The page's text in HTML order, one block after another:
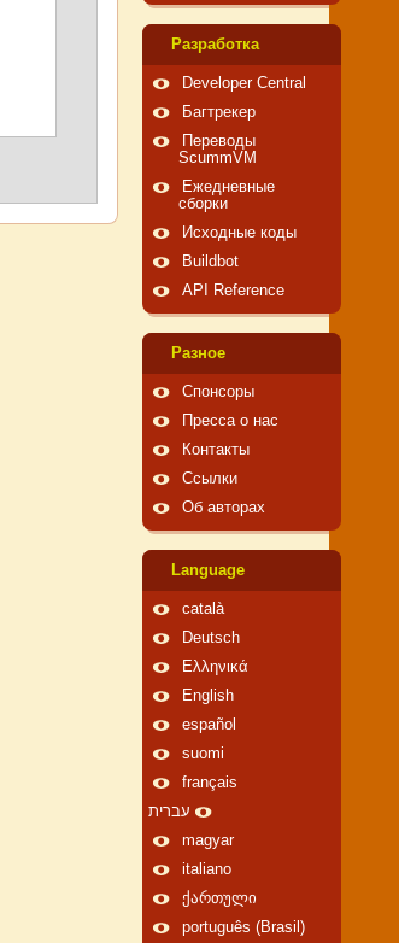
Pазработка
Developer Central
Багтрекер
Переводы
ScummVM
Ежедневные
сборки
Исходные коды
Buildbot
API Reference
Pазное
Спонсоры
Пресса о нас
Контакты
Ссылки
Об авторах
Language
català
Deutsch
Ελληνικά
English
español
suomi
français
עברית
magyar
italiano
ქართული
português (Brasil)